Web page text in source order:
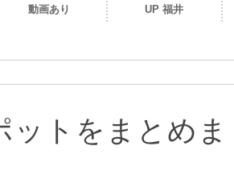
動画あり UP 福井
ットをまとめま